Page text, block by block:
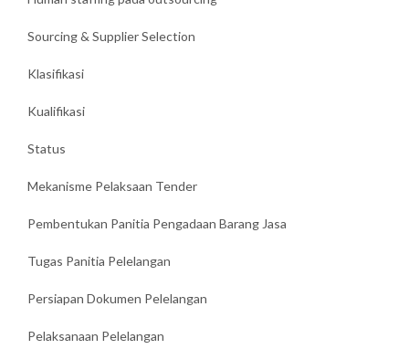
Sourcing & Supplier Selection
Klasifikasi
Kualifikasi
Status
Mekanisme Pelaksaan Tender
Pembentukan Panitia Pengadaan Barang Jasa
Tugas Panitia Pelelangan
Persiapan Dokumen Pelelangan
Pelaksanaan Pelelangan